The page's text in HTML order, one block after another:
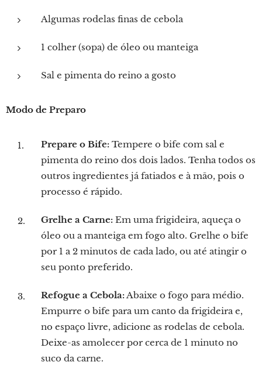
Algumas rodelas finas de cebola
1 colher (sopa) de óleo ou manteiga
Sal e pimenta do reino a gosto
Modo de Preparo
Prepare o Bife: Tempere o bife com sal e
pimenta do reino dos dois lados. Tenha todos os
outros ingredientes já fatiados e à mão, pois o
processo é rápido.
Grelhe a Carne: Em uma frigideira, aqueça o
óleo ou a manteiga em fogo alto. Grelhe o bife
por 1 a 2 minutos de cada lado, ou até atingir o
seu ponto preferido.
Refogue a Cebola:Abaixe o fogo para médio.
Empurre o bife para um canto da frigideira e,
no espaço livre, adicione as rodelas de cebola.
Deixe-as amolecer por cerca de 1 minuto no
suco da carne.